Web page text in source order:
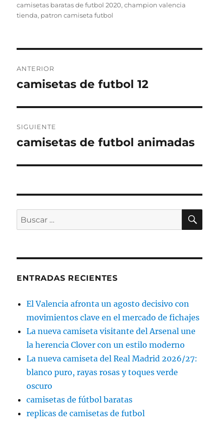
el
camisetas baratas de futbol 2020,champion valencia
tienda, patron camiseta futbol
de
ANTERIOR
Entrada
camisetas de futbol 12
SIGUIENTE
Entrada
camisetas de futbol animadas
Buscar
por:
ENTRADAS RECIENTES
El Valencia afronta un agosto decisivo con
movimientos clave en el mercado de fichajes
La nueva camiseta visitante del Arsenal une
la herencia Clover con un estilo moderno
La nueva camiseta del Real Madrid 2026/27:
blanco puro, rayas rosas y toques verde
oscuro
camisetas de fútbol baratas
replicas de camisetas de futbol